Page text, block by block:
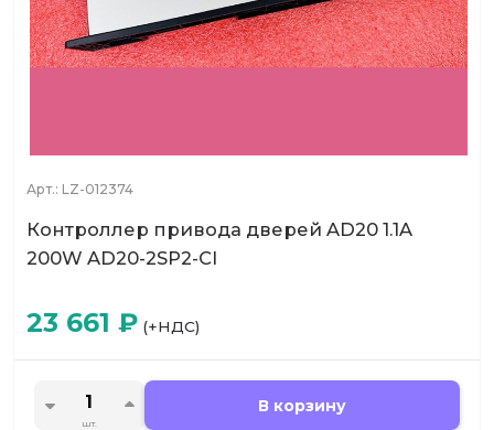
Арт.: LZ-012374
Контроллер привода дверей AD20 1.1A
200W AD20-2SP2-CI
23 661 ₽ (+НДС)
шт.
В корзину